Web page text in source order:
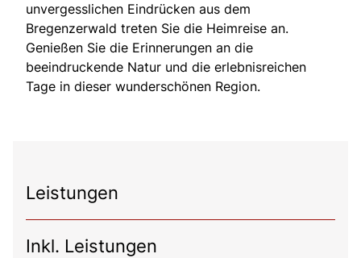
unvergesslichen Eindrücken aus dem
Bregenzerwald treten Sie die Heimreise an.
Genießen Sie die Erinnerungen an die
beeindruckende Natur und die erlebnisreichen
Tage in dieser wunderschönen Region.
Leistungen
Inkl. Leistungen